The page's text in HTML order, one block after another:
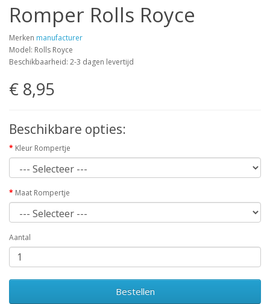
Romper Rolls Royce
Merken manufacturer
Model: Rolls Royce
Beschikbaarheid: 2-3 dagen levertijd
€ 8,95
Beschikbare opties:
Kleur Rompertje
Maat Rompertje
Aantal
Bestellen